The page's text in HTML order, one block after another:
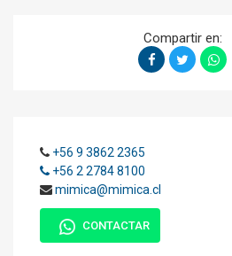
Compartir en:
+56 9 3862 2365
+56 2 2784 8100
mimica@mimica.cl
CONTACTAR